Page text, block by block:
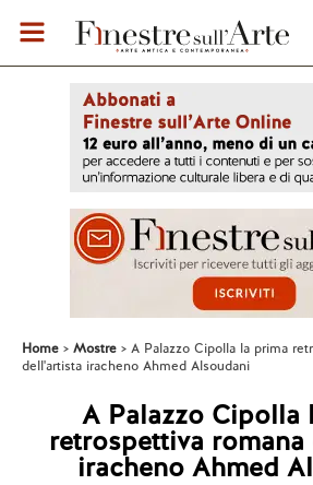
Home Mostre
A Palazzo Cipolla la prima
dell'artista iracheno Ahmed Alsoudani
A Palazzo Cipolla
retrospettiva
iracheno Ahmed